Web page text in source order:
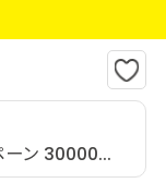
ン 30000...